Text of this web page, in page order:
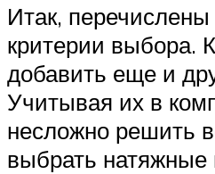
Итак,
критерии выбора.
добавить еще и
Учитывая их в
несложно решить
выбрать натяжные